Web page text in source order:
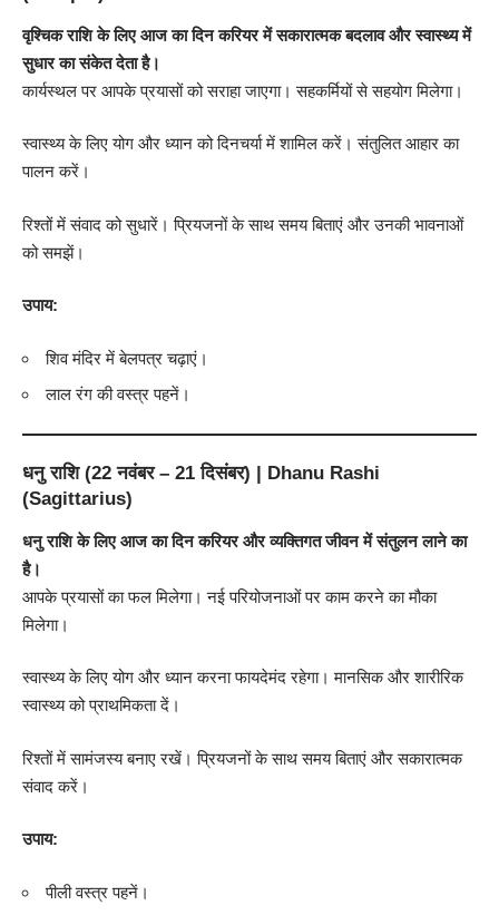
वृश्चिक राशि के लिए आज का दिन करियर में सकारात्मक बदलाव और स्वास्थ्य में
सुधार का संकेत देता है।
कार्यस्थल पर आपके प्रयासों को सराहा जाएगा। सहकर्मियों से सहयोग मिलेगा।
स्वास्थ्य के लिए योग और ध्यान को दिनचर्या में शामिल करें। संतुलित आहार का
पालन करें।
रिश्तों में संवाद को सुधारें। प्रियजनों के साथ समय बिताएं और उनकी भावनाओं
को समझें।
उपाय:
शिव मंदिर में बेलपत्र चढ़ाएं।
लाल रंग की वस्त्र पहनें।
धनु राशि (22 नवंबर – 21 दिसंबर) | Dhanu Rashi
(Sagittarius)
धनु राशि के लिए आज का दिन करियर और व्यक्तिगत जीवन में संतुलन लाने का
है।
आपके प्रयासों का फल मिलेगा। नई परियोजनाओं पर काम करने का मौका
मिलेगा।
स्वास्थ्य के लिए योग और ध्यान करना फायदेमंद रहेगा। मानसिक और शारीरिक
स्वास्थ्य को प्राथमिकता दें।
रिश्तों में सामंजस्य बनाए रखें। प्रियजनों के साथ समय बिताएं और सकारात्मक
संवाद करें।
उपाय:
पीली वस्त्र पहनें।